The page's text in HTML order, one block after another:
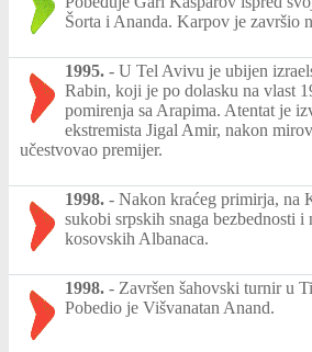
Šorta i Ananda. Karpov je završio
1995. - U Tel Avivu je ubijen
Rabin, koji je po dolasku na vlast
pomirenja sa Arapima. Atentat je
ekstremista Jigal Amir, nakon
učestvovao premijer.
1998. - Nakon kraćeg primirja, na
sukobi srpskih snaga bezbednosti i
kosovskih Albanaca.
1998. - Završen šahovski turnir u
Pobedio je Višvanatan Anand.